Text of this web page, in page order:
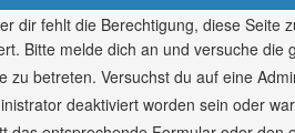
dir fehlt die Berechtigung, diese Seite
Bitte melde dich an und versuche die
zu betreten. Versuchst du auf eine
deaktiviert worden sein oder